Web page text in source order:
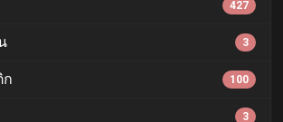
427
3
ก 100
3